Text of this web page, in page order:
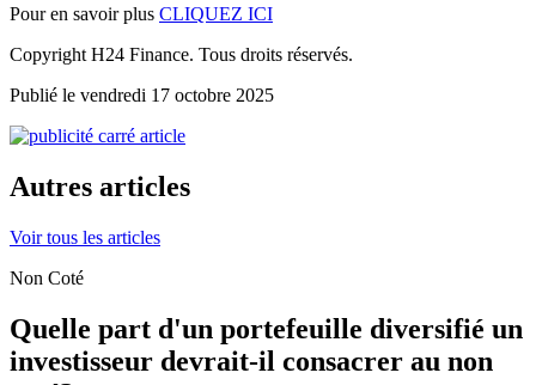
Pour en savoir plus CLIQUEZ ICI
Copyright H24 Finance. Tous droits réservés.
Publié le vendredi 17 octobre 2025
Autres articles
Voir tous les articles
Non Coté
Quelle part d'un portefeuille diversifié un
investisseur devrait-il consacrer au non